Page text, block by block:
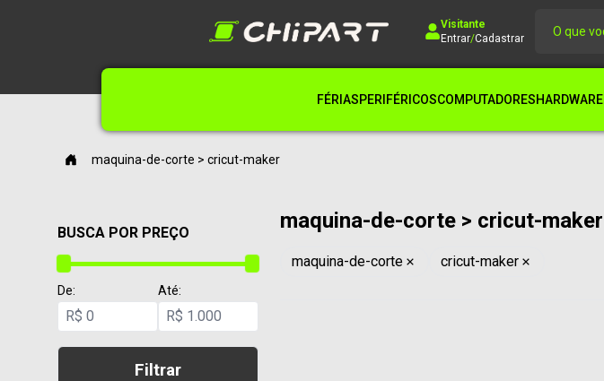
Visitante
Entrar/Cadastrar
FÉRIASPERIFÉRICOSCOMPUTADORESHARDWARE
maquina-de-corte > cricut-maker
BUSCA POR PREÇO
De:
R$
Até:
R$
Filtrar
maquina-de-corte > cricut-maker
maquina-de-corte cricut-maker